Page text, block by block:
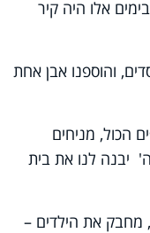
אלו היה קיר
והוספנו אבן אחת
הכול, מניחים
יבנה לנו את בית
מחבק את הילדים –